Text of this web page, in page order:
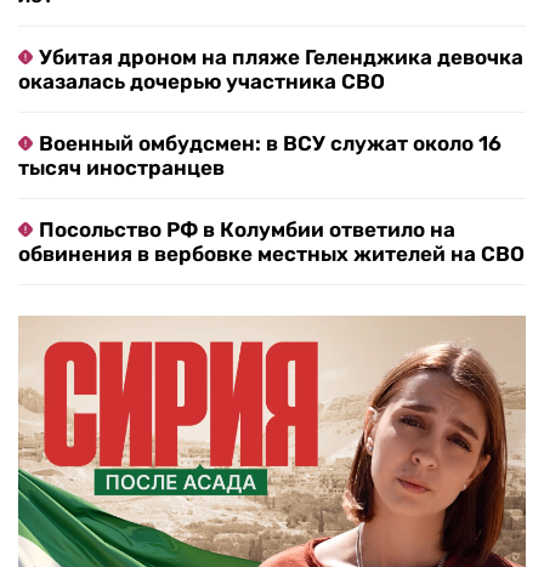
Убитая дроном на пляже Геленджика девочка
оказалась дочерью участника СВО
Военный омбудсмен: в ВСУ служат около 16
тысяч иностранцев
Посольство РФ в Колумбии ответило на
обвинения в вербовке местных жителей на СВО